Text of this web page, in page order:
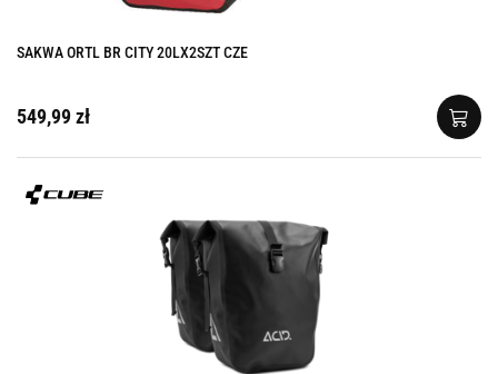
SAKWA ORTL BR CITY 20LX2SZT CZE
549,99 zł